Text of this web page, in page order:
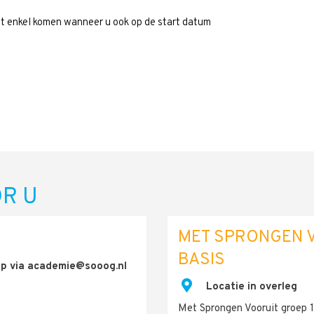
komen wanneer u ook op de start datum
U
via academie@sooog.nl
MET SPRONGEN
BASIS
Locatie in overleg
Met Sprongen Vooruit groep